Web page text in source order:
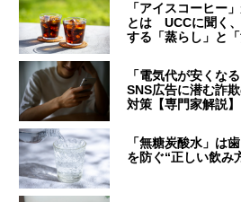
「アイスコーヒー
とは UCCに聞く
する「蒸らし」と「
「電気代が安くな
SNS広告に潜む詐
対策【専門家解説】
「無糖炭酸水」は
を防ぐ“正しい飲み